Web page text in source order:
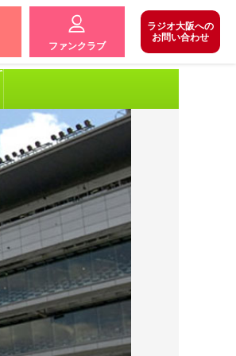
ファンクラブ
ラジオ大阪への
お問い合わせ